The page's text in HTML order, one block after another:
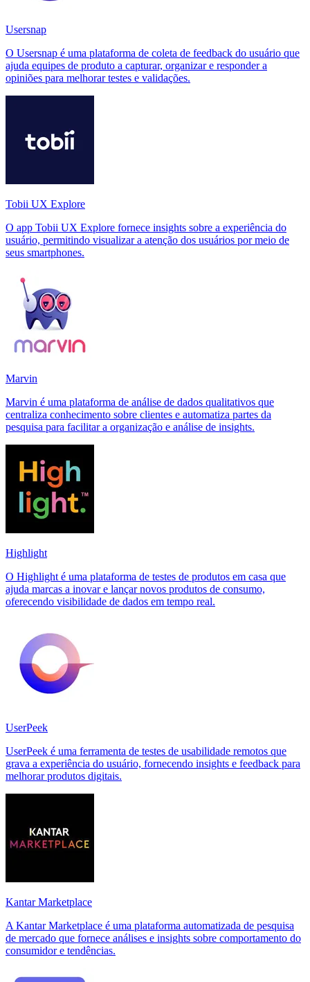
Usersnap
O Usersnap é uma plataforma de coleta de feedback do usuário que
ajuda equipes de produto a capturar, organizar e responder a
opiniões para melhorar testes e validações.
Tobii UX Explore
O app Tobii UX Explore fornece insights sobre a experiência do
usuário, permitindo visualizar a atenção dos usuários por meio de
seus smartphones.
Marvin
Marvin é uma plataforma de análise de dados qualitativos que
centraliza conhecimento sobre clientes e automatiza partes da
pesquisa para facilitar a organização e análise de insights.
Highlight
O Highlight é uma plataforma de testes de produtos em casa que
ajuda marcas a inovar e lançar novos produtos de consumo,
oferecendo visibilidade de dados em tempo real.
UserPeek
UserPeek é uma ferramenta de testes de usabilidade remotos que
grava a experiência do usuário, fornecendo insights e feedback para
melhorar produtos digitais.
Kantar Marketplace
A Kantar Marketplace é uma plataforma automatizada de pesquisa
de mercado que fornece análises e insights sobre comportamento do
consumidor e tendências.